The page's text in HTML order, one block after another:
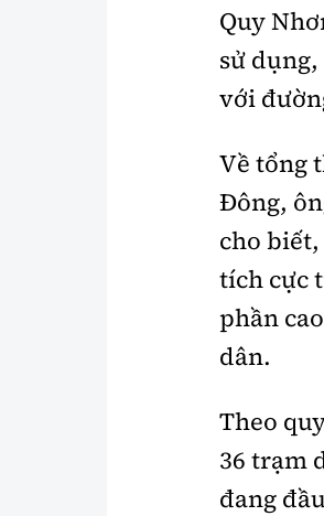
Quy
sử
với
Về tổng
Đông,
cho
tích cực
phần
dân.
Theo
36 trạm
đang